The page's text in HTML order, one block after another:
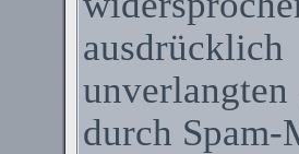
durch Spam-